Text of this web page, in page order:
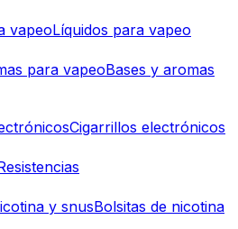
vapeoLíquidos para vapeo
para vapeoBases y aromas
Cigarrillos electrónicos
y snusBolsitas de nicotina